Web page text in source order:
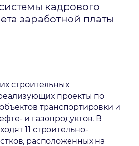
кадрового
заработной платы
строительных
проекты по
транспортировки и
и газопродуктов. В
11 строительно-
расположенных на